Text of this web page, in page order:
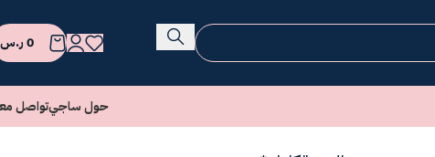
0ر.س
حول ساجيتواصل